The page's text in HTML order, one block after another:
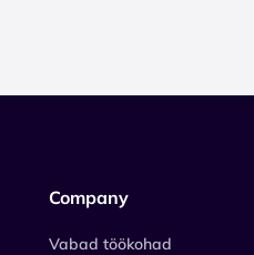
Company
Vabad töökohad